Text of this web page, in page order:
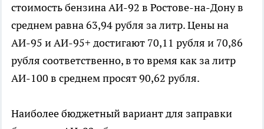
стоимость бензина АИ-92 в Ростове-на-Дону в
среднем равна 63,94 рубля за литр. Цены на
АИ-95 и АИ-95+ достигают 70,11 рубля и 70,86
рубля соответственно, в то время как за литр
АИ-100 в среднем просят 90,62 рубля.
Наиболее бюджетный вариант для заправки